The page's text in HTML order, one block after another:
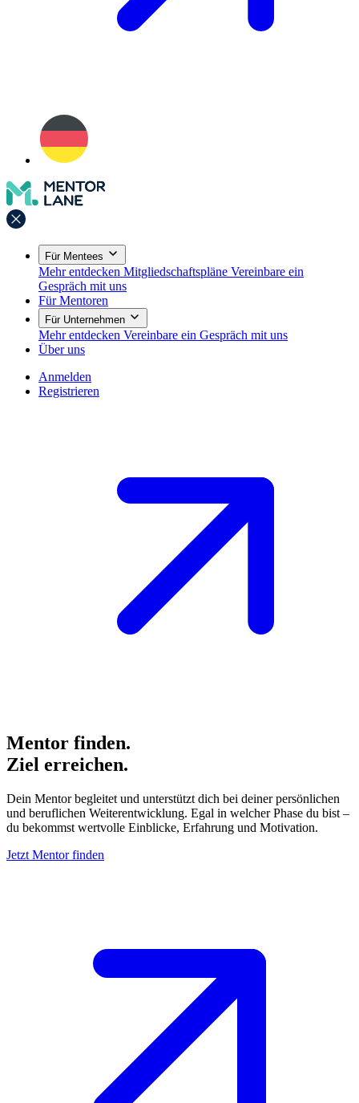
Für Mentees
Mehr entdecken Mitgliedschaftspläne Vereinbare ein
Gespräch mit uns
Für Mentoren
Für Unternehmen
Mehr entdecken Vereinbare ein Gespräch mit uns
Über uns
Anmelden
Registrieren
Mentor finden.
Ziel erreichen.
Dein Mentor begleitet und unterstützt dich bei deiner persönlichen
und beruflichen Weiterentwicklung. Egal in welcher Phase du bist –
du bekommst wertvolle Einblicke, Erfahrung und Motivation.
Jetzt Mentor finden